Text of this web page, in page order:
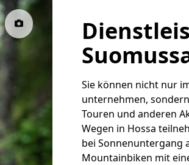
Sie können nicht nur
unternehmen,
Touren und anderen
Wegen in Hossa
bei Sonnenuntergang
Mountainbiken mit